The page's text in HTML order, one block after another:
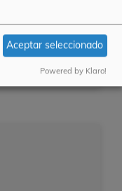
Aceptar seleccionado
Powered by Klaro!